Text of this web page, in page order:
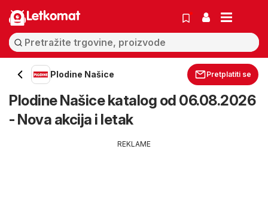
Letkomat
Plodine Našice Pretplatiti se
Plodine Našice katalog od 06.08.2026
- Nova akcija i letak
REKLAME